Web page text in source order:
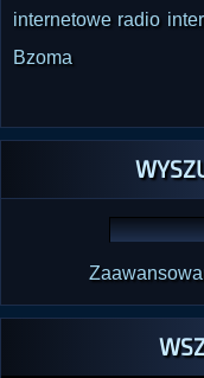
internetowe radio
Bzoma